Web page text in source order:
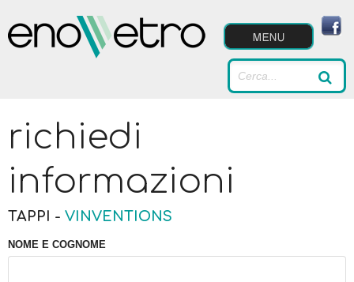
richiedi
informazioni
TAPPI - VINVENTIONS
NOME E COGNOME